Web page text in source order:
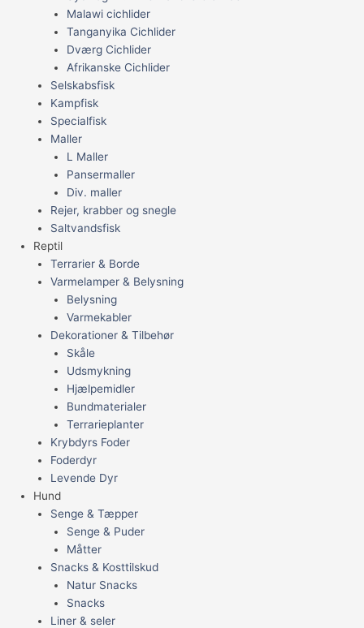
Malawi cichlider
Tanganyika Cichlider
Dværg Cichlider
Afrikanske Cichlider
Selskabsfisk
Kampfisk
Specialfisk
Maller
L Maller
Pansermaller
Div. maller
Rejer, krabber og snegle
Saltvandsfisk
Reptil
Terrarier & Borde
Varmelamper & Belysning
Belysning
Varmekabler
Dekorationer & Tilbehør
Skåle
Udsmykning
Hjælpemidler
Bundmaterialer
Terrarieplanter
Krybdyrs Foder
Foderdyr
Levende Dyr
Hund
Senge & Tæpper
Senge & Puder
Måtter
Snacks & Kosttilskud
Natur Snacks
Snacks
Liner & seler